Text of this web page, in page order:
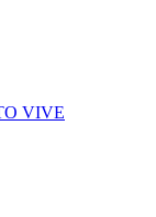
VIVE